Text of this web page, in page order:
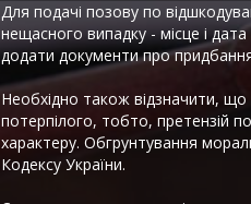
Для подачі позову по
нещасного випадку - місце і
додати документи про придбання
Необхідно також відзначити, що
потерпілого, тобто, претензій
характеру. Обгрунтування
Кодексу України.